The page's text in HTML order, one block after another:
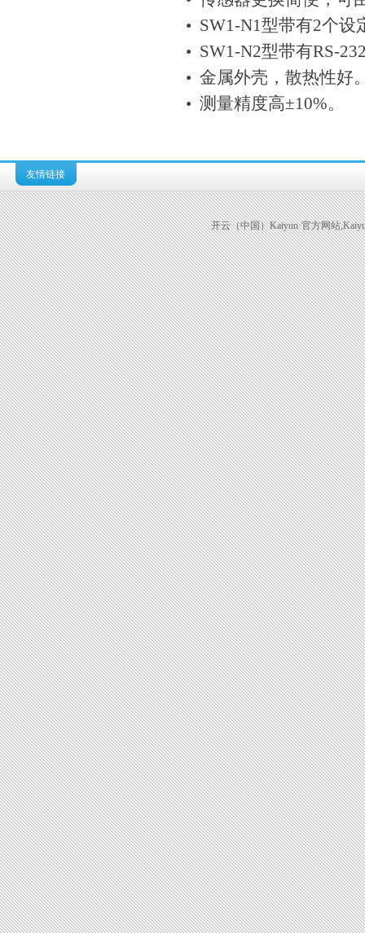
• SW1-N1型带有2个设
• SW1-N2型带有RS-
• 金属外壳，散热性好
• 测量精度高±10%。
友情链接
开云（中国）Kaiyun·官方网站